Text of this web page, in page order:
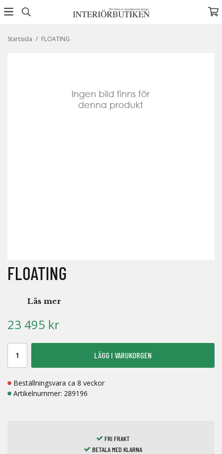
Startsida / FLOATING
FLOATING
Läs mer
23 495 kr
LÄGG I VARUKORGEN
Beställningsvara ca 8 veckor
Artikelnummer: 289196
FRI FRAKT
BETALA MED KLARNA